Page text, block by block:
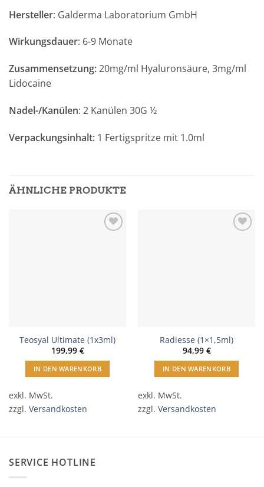
Hersteller: Galderma Laboratorium GmbH
Wirkungsdauer: 6-9 Monate
Zusammensetzung:20mg/ml Hyaluronsäure, 3mg/ml
Lidocaine
Nadel-/Kanülen: 2 Kanülen 30G ½
Verpackungsinhalt: 1 Fertigspritze mit 1.0ml
ÄHNLICHE PRODUKTE
Teosyal Ultimate (1x3ml)
199,99 €
IN DEN WARENKORB
exkl. MwSt.
zzgl. Versandkosten
Radiesse (1×1,5ml)
94,99 €
IN DEN WARENKORB
exkl. MwSt.
zzgl. Versandkosten
SERVICE HOTLINE